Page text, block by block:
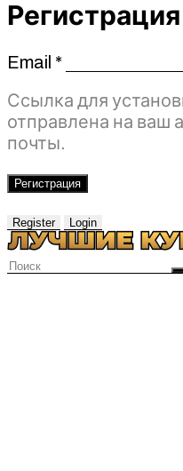
Регистрация
Email *Обязательно
Ссылка для
отправлена ​​на ваш
почты.
Регистрация
Register Login